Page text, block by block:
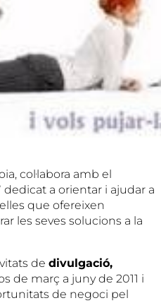
col·labora amb el
dedicat a orientar i ajudar a
que ofereixen
les seves solucions a la
de divulgació,
de març a juny de 2011 i
de negoci pel